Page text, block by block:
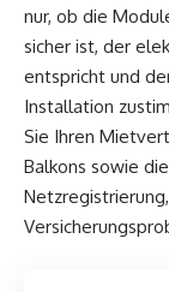
nur, ob die
sicher ist, der
entspricht und
Installation
Sie Ihren
Balkons sowie